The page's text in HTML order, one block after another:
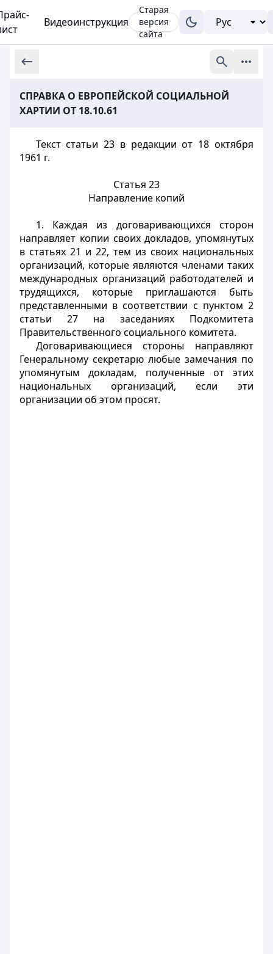
Видеоинструкция
Старая
версия
сайта
СПРАВКА О ЕВРОПЕЙСКОЙ СОЦИАЛЬНОЙ
ХАРТИИ ОТ 18.10.61
Текст статьи 23 в редакции от 18 октября
1961 г.
Статья 23
Направление копий
1. Каждая из договаривающихся сторон
направляет копии своих докладов, упомянутых
в статьях 21 и 22, тем из своих национальных
организаций, которые являются членами таких
международных организаций работодателей и
трудящихся, которые приглашаются быть
представленными в соответствии с пунктом 2
статьи 27 на заседаниях Подкомитета
Правительственного социального комитета.
Договаривающиеся стороны направляют
Генеральному секретарю любые замечания по
упомянутым докладам, полученные от этих
национальных организаций, если эти
организации об этом просят.